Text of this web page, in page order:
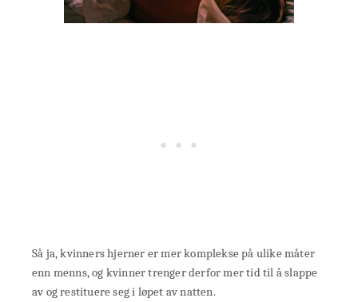
Så ja, kvinners hjerner er mer komplekse på ulike måter
enn menns, og kvinner trenger derfor mer tid til å slappe
av og restituere seg i løpet av natten.